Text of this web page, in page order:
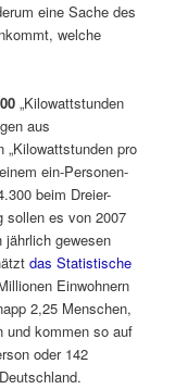
eine Sache des
welche
„Kilowattstunden
aus
pro
ein-Personen-
beim Dreier-
sollen es von 2007
gewesen
das Statistische
Einwohnern
2,25 Menschen,
und kommen so auf
oder 142